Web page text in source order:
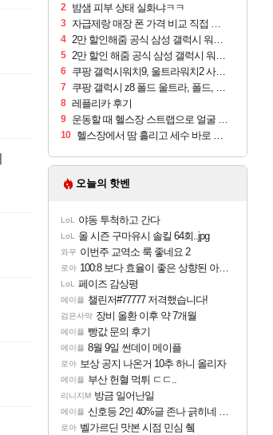
2 밤샘 피부 상태 실화냐ㅋㅋ
3 자급제랑 매장 폰 가격 비교 직접 안가도 되네요
4 2만 할인해줌 공식 삼성 갤럭시 워치9 크림, 40mm, 블루투스
5 2만 할인 해줌 공식 삼성 갤럭시 워치9 실버, 44mm, 블루투스
6 쿠팡 갤럭시워치9, 울트라워치2 사전구매 혜택 받아보세요
7 쿠팡 갤럭시 z8 폴드 울트라, 폴드, 플립 사전예약
8 레플리카 후기
9 운동할 때 헬스장 스트랩으로 얼굴 만졌다가 볼 뒤집어짐
10 헬스장에서 땀 흘리고 세수 바로 안 하면 트러블 나냐?
오늘의 핫벤
LoL 야동 투척하고 간다
LoL 올 시즌 구마유시 솔킬 64회..jpg
와우 이번주 교역소 룩 좋네요 2
로아 100:8 보다 효율이 좋은 상향된 아제나 ㄷㄷ
LoL 페이즈 감상평
메이플 챌린저#77777 저격했습니다!
검은사막 장비 올환 이후 약 7개월
메이플 빵값 문의 후기
메이플 8월 9일 썬데이 메이플
로아 보상 공지 나온거 10추 하니 올리자
메이플 부산 헌혈 먹튀 ㄷㄷ..
리니지M 방금 일어난일
메이플 신호등 2인 40%글 존나 긁히네 씨발
로아 벨가르딘 맛본 시점 민심 췤